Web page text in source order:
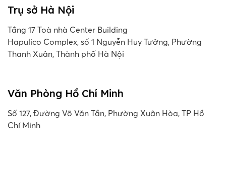
Trụ sở Hà Nội
Tầng 17 Toà nhà Center Building
Hapulico Complex, số 1 Nguyễn Huy Tưởng, Phường
Thanh Xuân, Thành phố Hà Nội
Văn Phòng Hồ Chí Minh
Số 127, Đường Võ Văn Tần, Phường Xuân Hòa, TP Hồ
Chí Minh